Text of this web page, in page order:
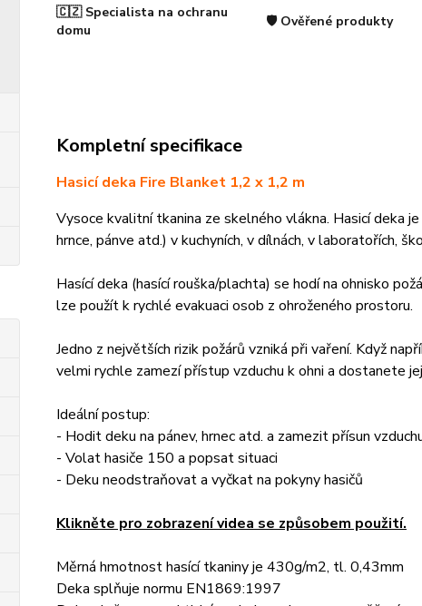
🇨🇿 Specialista na ochranu
domu
🛡️ Ověřené produkty
Kompletní specifikace
Hasicí deka Fire Blanket 1,2 x 1,2 m
Vysoce kvalitní tkanina ze skelného vlákna. Hasicí deka
hrnce, pánve atd.) v kuchyních, v dílnách, v laboratořích,
Hasící deka (hasící rouška/plachta) se hodí na ohnisko
lze použít k rychlé evakuaci osob z ohroženého prostoru.
Jedno z největších rizik požárů vzniká při vaření. Když
velmi rychle zamezí přístup vzduchu k ohni a dostanete
Ideální postup:
- Hodit deku na pánev, hrnec atd. a zamezit přísun
- Volat hasiče 150 a popsat situaci
- Deku neodstraňovat a vyčkat na pokyny hasičů
Klikněte pro zobrazení videa se způsobem použití.
Měrná hmotnost hasící tkaniny je 430g/m2, tl. 0,43mm
Deka splňuje normu EN1869:1997